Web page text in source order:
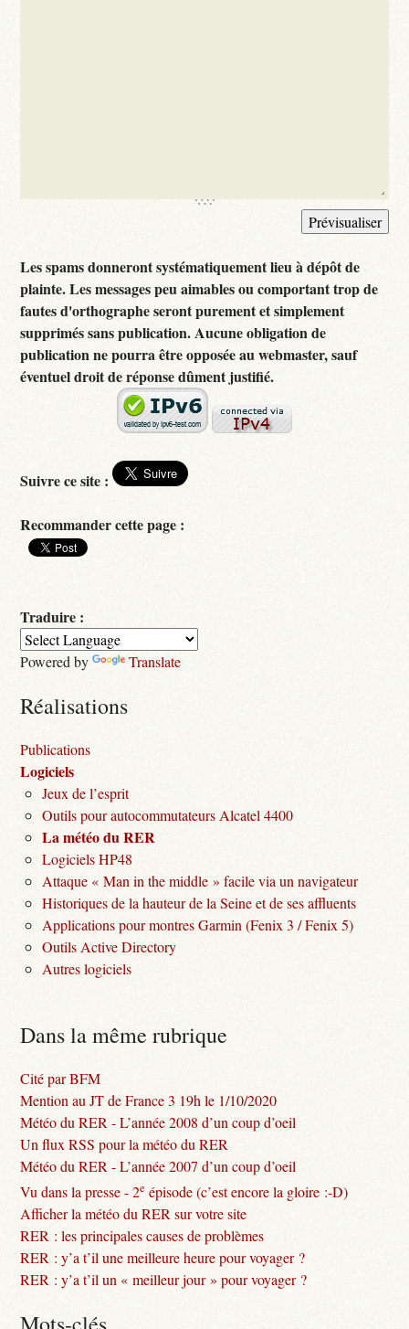
Les spams donneront systématiquement lieu à dépôt de
plainte. Les messages peu aimables ou comportant trop de
fautes d'orthographe seront purement et simplement
supprimés sans publication. Aucune obligation de
publication ne pourra être opposée au webmaster, sauf
éventuel droit de réponse dûment justifié.
Suivre ce site :
Recommander cette page :
Traduire :
Powered by Translate
Réalisations
Publications
Logiciels
Jeux de l’esprit
Outils pour autocommutateurs Alcatel 4400
La météo du RER
Logiciels HP48
Attaque « Man in the middle » facile via un navigateur
Historiques de la hauteur de la Seine et de ses affluents
Applications pour montres Garmin (Fenix 3 / Fenix 5)
Outils Active Directory
Autres logiciels
Dans la même rubrique
Cité par BFM
Mention au JT de France 3 19h le 1/10/2020
Météo du RER - L’année 2008 d’un coup d’oeil
Un flux RSS pour la météo du RER
Météo du RER - L’année 2007 d’un coup d’oeil
Vu dans la presse - 2e épisode (c’est encore la gloire :-D)
Afficher la météo du RER sur votre site
RER : les principales causes de problèmes
RER : y’a t’il une meilleure heure pour voyager ?
RER : y’a t’il un « meilleur jour » pour voyager ?